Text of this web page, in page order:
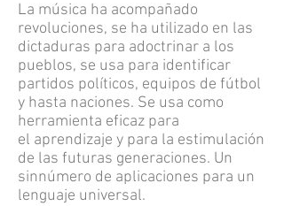
La música ha acompañado
revoluciones, se ha utilizado en las
dictaduras para adoctrinar a los
pueblos, se usa para identificar
partidos políticos, equipos de fútbol
y hasta naciones. Se usa como
herramienta eficaz para
el aprendizaje y para la estimulación
de las futuras generaciones. Un
sinnúmero de aplicaciones para un
lenguaje universal.